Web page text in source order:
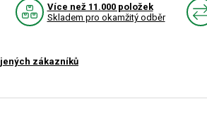
Více než 11.000 položek
Skladem pro okamžitý odběr
zákazníků